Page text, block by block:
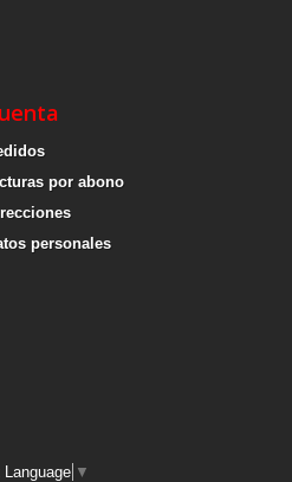
por abono
personales
▼